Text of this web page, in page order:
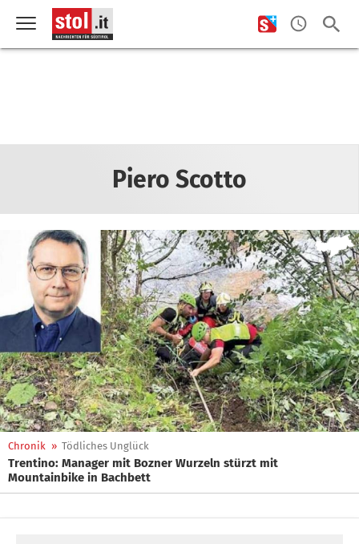
Piero Scotto
Chronik » Tödliches Unglück
Trentino: Manager mit Bozner Wurzeln stürzt mit
Mountainbike in Bachbett